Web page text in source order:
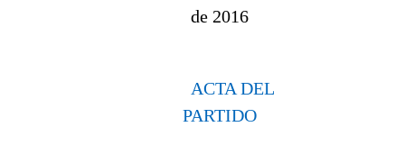
de 2016
ACTA DEL
PARTIDO